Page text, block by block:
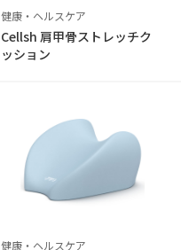
健康・ヘルスケア
Cellsh 肩甲骨ストレッチク
ッション
健康・ヘルスケア